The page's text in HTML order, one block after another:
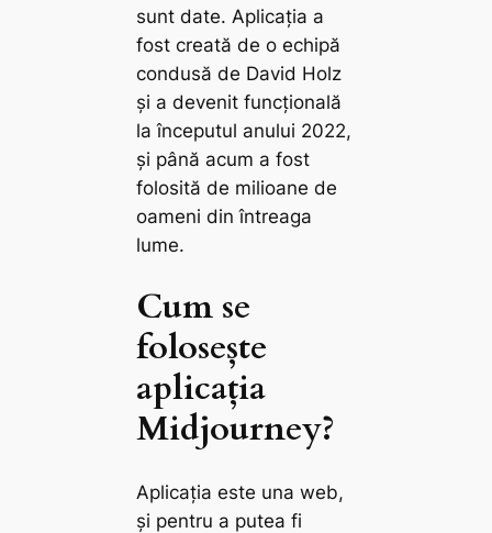
sunt date. Aplicația a
fost creată de o echipă
condusă de David Holz
și a devenit funcțională
la începutul anului 2022,
și până acum a fost
folosită de milioane de
oameni din întreaga
lume.
Cum se
folosește
aplicația
Midjourney?
Aplicația este una web,
și pentru a putea fi